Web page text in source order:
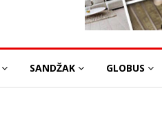
SANDŽAK GLOBUS